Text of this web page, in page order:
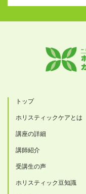
トップ
ホリスティックケアとは
講座の詳細
講師紹介
受講生の声
ホリスティック豆知識